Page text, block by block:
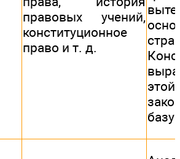
правовых учений,
конституционное
право и т. д.
базу